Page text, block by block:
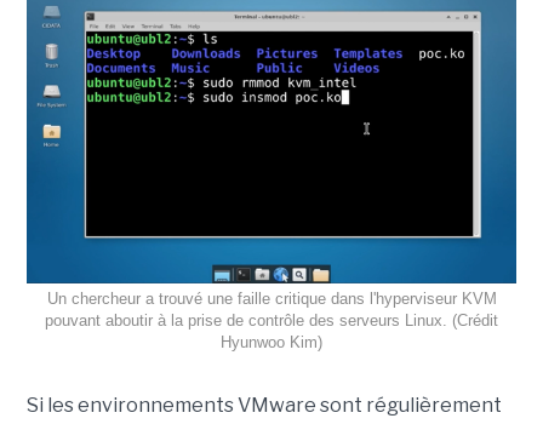
Un chercheur a trouvé une faille critique dans l'hyperviseur KVM
pouvant aboutir à la prise de contrôle des serveurs Linux. (Crédit
Hyunwoo Kim)
Si les environnements VMware sont régulièrement